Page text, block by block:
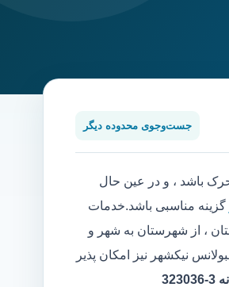
جست‌وجوی محدوده دیگر
باشد ، و در عین حال
گزینه مناسبی باشد.خدمات
، از شهرستان به شهر و
نیکشهر نیز امکان پذیر